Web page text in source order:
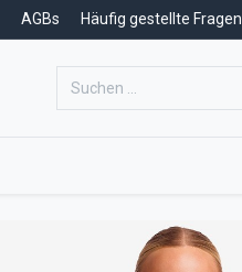
AGBs Häufig gestellte Fragen